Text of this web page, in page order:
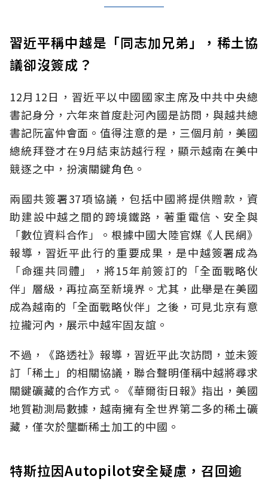
習近平稱中越是「同志加兄弟」，稀土協
議卻沒簽成？
12月12日，習近平以中國國家主席及中共中央總
書記身分，六年來首度赴河內國是訪問，與越共總
書記阮富仲會面。值得注意的是，三個月前，美國
總統拜登才在9月結束訪越行程，顯示越南在美中
競逐之中，扮演關鍵角色。
兩國共簽署37項協議，包括中國將提供贈款，資
助建設中越之間的跨境鐵路，著重電信、安全與
「數位資料合作」。根據中國大陸官媒《人民網》
報導，習近平此行的重要成果，是中越簽署成為
「命運共同體」，將15年前簽訂的「全面戰略伙
伴」層級，再拉高至新境界。尤其，此舉是在美國
成為越南的「全面戰略伙伴」之後，可見北京有意
拉攏河內，展示中越牢固友誼。
不過，《路透社》報導，習近平此次訪問，並未簽
訂「稀土」的相關協議，聯合聲明僅稱中越將尋求
關鍵礦藏的合作方式。《華爾街日報》指出，美國
地質勘測局數據，越南擁有全世界第二多的稀土礦
藏，僅次於壟斷稀土加工的中國。
特斯拉因Autopilot安全疑慮，召回逾